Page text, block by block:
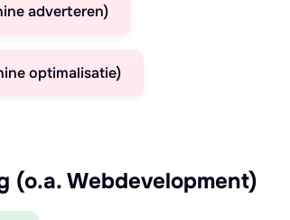
adverteren)
optimalisatie)
(o.a. Webdevelopment)